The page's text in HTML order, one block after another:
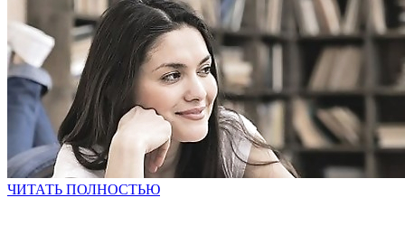
ЧИТАТЬ ПОЛНОСТЬЮ